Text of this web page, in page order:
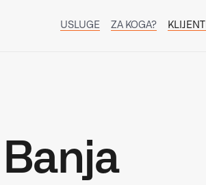
USLUGE ZA KOGA? KLIJENTI